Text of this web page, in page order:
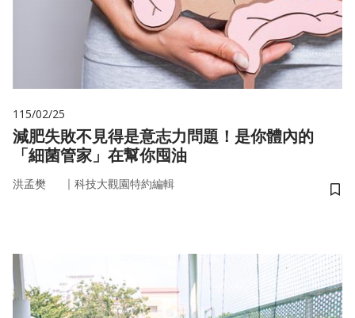
115/02/25
減肥失敗不見得是意志力問題！是你體內的
「細菌管家」在幫你囤油
洪孟樊 ｜ 科技大觀園特約編輯
儲